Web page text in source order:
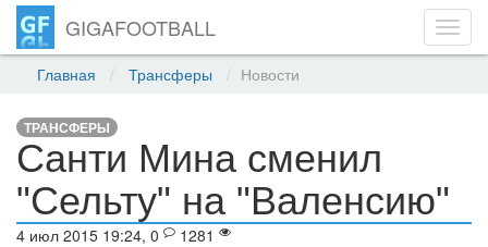
GIGAFOOTBALL
Главная Трансферы Новости
ТРАНСФЕРЫ
Санти Мина сменил
"Сельту" на "Валенсию"
4 июл 2015 19:24, 0 1281